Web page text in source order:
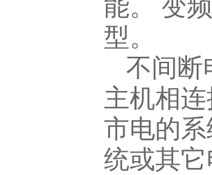
能。 变
型。
不间断
主机相
市电的
统或其